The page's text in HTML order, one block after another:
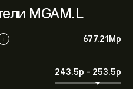
MGAM.L
i 677.21M‎p‎
243.5‎p‎ - 253.5‎p‎